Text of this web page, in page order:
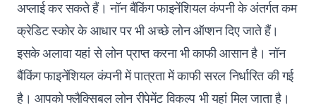
अप्लाई कर सकते हैं। नॉन बैंकिंग फाइनेंशियल कंपनी के अंतर्गत कम
क्रेडिट स्कोर के आधार पर भी अच्छे लोन ऑप्शन दिए जाते हैं।
इसके अलावा यहां से लोन प्राप्त करना भी काफी आसान है। नॉन
बैंकिंग फाइनेंशियल कंपनी में पात्रता में काफी सरल निर्धारित की गई
है। आपको फ्लैक्सिबल लोन रीपेमेंट विकल्प भी यहां मिल जाता है।